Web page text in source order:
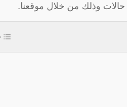
وذلك من خلال موقعنا.